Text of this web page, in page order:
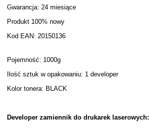
Gwarancja: 24 miesiące
Produkt 100% nowy
Kod EAN: 20150136
Pojemność: 1000g
Ilość sztuk w opakowaniu: 1 developer
Kolor tonera: BLACK
Developer zamiennik do drukarek laserowych: